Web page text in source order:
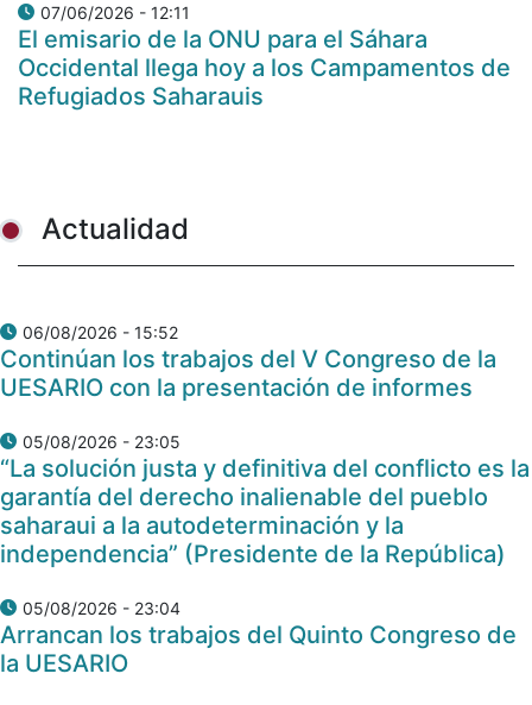
07/06/2026 - 12:11
El emisario de la ONU para el Sáhara
Occidental llega hoy a los Campamentos de
Refugiados Saharauis
Actualidad
06/08/2026 - 15:52
Continúan los trabajos del V Congreso de la
UESARIO con la presentación de informes
05/08/2026 - 23:05
“La solución justa y definitiva del conflicto es la
garantía del derecho inalienable del pueblo
saharaui a la autodeterminación y la
independencia” (Presidente de la República)
05/08/2026 - 23:04
Arrancan los trabajos del Quinto Congreso de
la UESARIO